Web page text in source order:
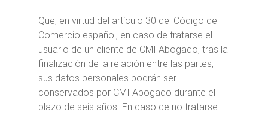
Que, en virtud del artículo 30 del Código de
Comercio español, en caso de tratarse el
usuario de un cliente de CMI Abogado, tras la
finalización de la relación entre las partes,
sus datos personales podrán ser
conservados por CMI Abogado durante el
plazo de seis años. En caso de no tratarse